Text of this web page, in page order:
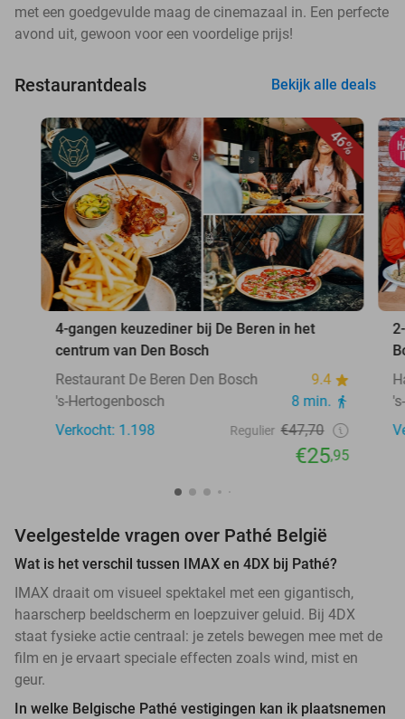
met een goedgevulde maag de cinemazaal in. Een perfecte
avond uit, gewoon voor een voordelige prijs!
Restaurantdeals Bekijk alle deals
46%
4-gangen keuzediner bij De Beren in het
centrum van Den Bosch
Restaurant De Beren Den Bosch
9.4
's-Hertogenbosch
8 min.
Verkocht: 1.198
Regulier €47,70
€25,95
Veelgestelde vragen over Pathé België
Wat is het verschil tussen IMAX en 4DX bij Pathé?
IMAX draait om visueel spektakel met een gigantisch,
haarscherp beeldscherm en loepzuiver geluid. Bij 4DX
staat fysieke actie centraal: je zetels bewegen mee met de
film en je ervaart speciale effecten zoals wind, mist en
geur.
In welke Belgische Pathé vestigingen kan ik plaatsnemen